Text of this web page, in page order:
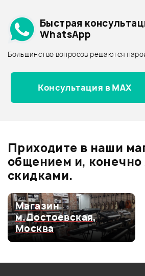
6
DMX
0.0
Оценка5
Оценка4
Оценка3
Архив товаров - дешевле
Архив товаров - дороже
Все товары INVOLIGHT
Архив товаров - новинки
Быстрая
WhatsApp
Большинство вопросов решаются
Консультация в MAX
Приходите в наши
общением и, конечно
скидками.
Магазин
м.Достоевская,
Москва